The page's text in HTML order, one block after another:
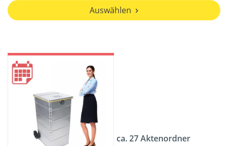
Auswählen
ca. 27 Aktenordner